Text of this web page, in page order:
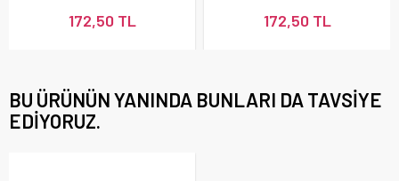
172,50 TL 172,50 TL
BU ÜRÜNÜN YANINDA BUNLARI DA TAVSIYE
EDIYORUZ.